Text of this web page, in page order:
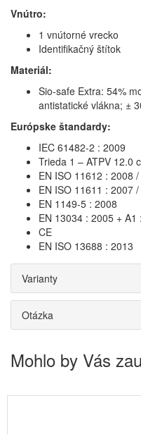
Vnútro:
1 vnútorné vrecko
Identifikačný štítok
Materiál:
Sio-safe Extra: 54%
antistatické vlákna; ±
Európske štandardy:
IEC 61482-2 : 2009
Trieda 1 – ATPV 12.0
EN ISO 11612 : 2008
EN ISO 11611 : 2007
EN 1149-5 : 2008
EN 13034 : 2005 + A1
CE
EN ISO 13688 : 2013
Varianty
Otázka
Mohlo by Vás